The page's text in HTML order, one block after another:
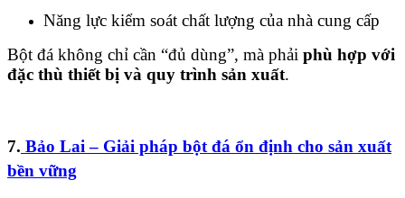
Năng lực kiểm soát chất lượng của nhà cung cấp
Bột đá không chỉ cần “đủ dùng”, mà phải phù hợp với
đặc thù thiết bị và quy trình sản xuất.
7. Bảo Lai – Giải pháp bột đá ổn định cho sản xuất
bền vững